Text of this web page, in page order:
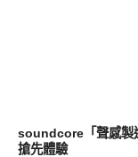
soundcore「聲感製
搶先體驗